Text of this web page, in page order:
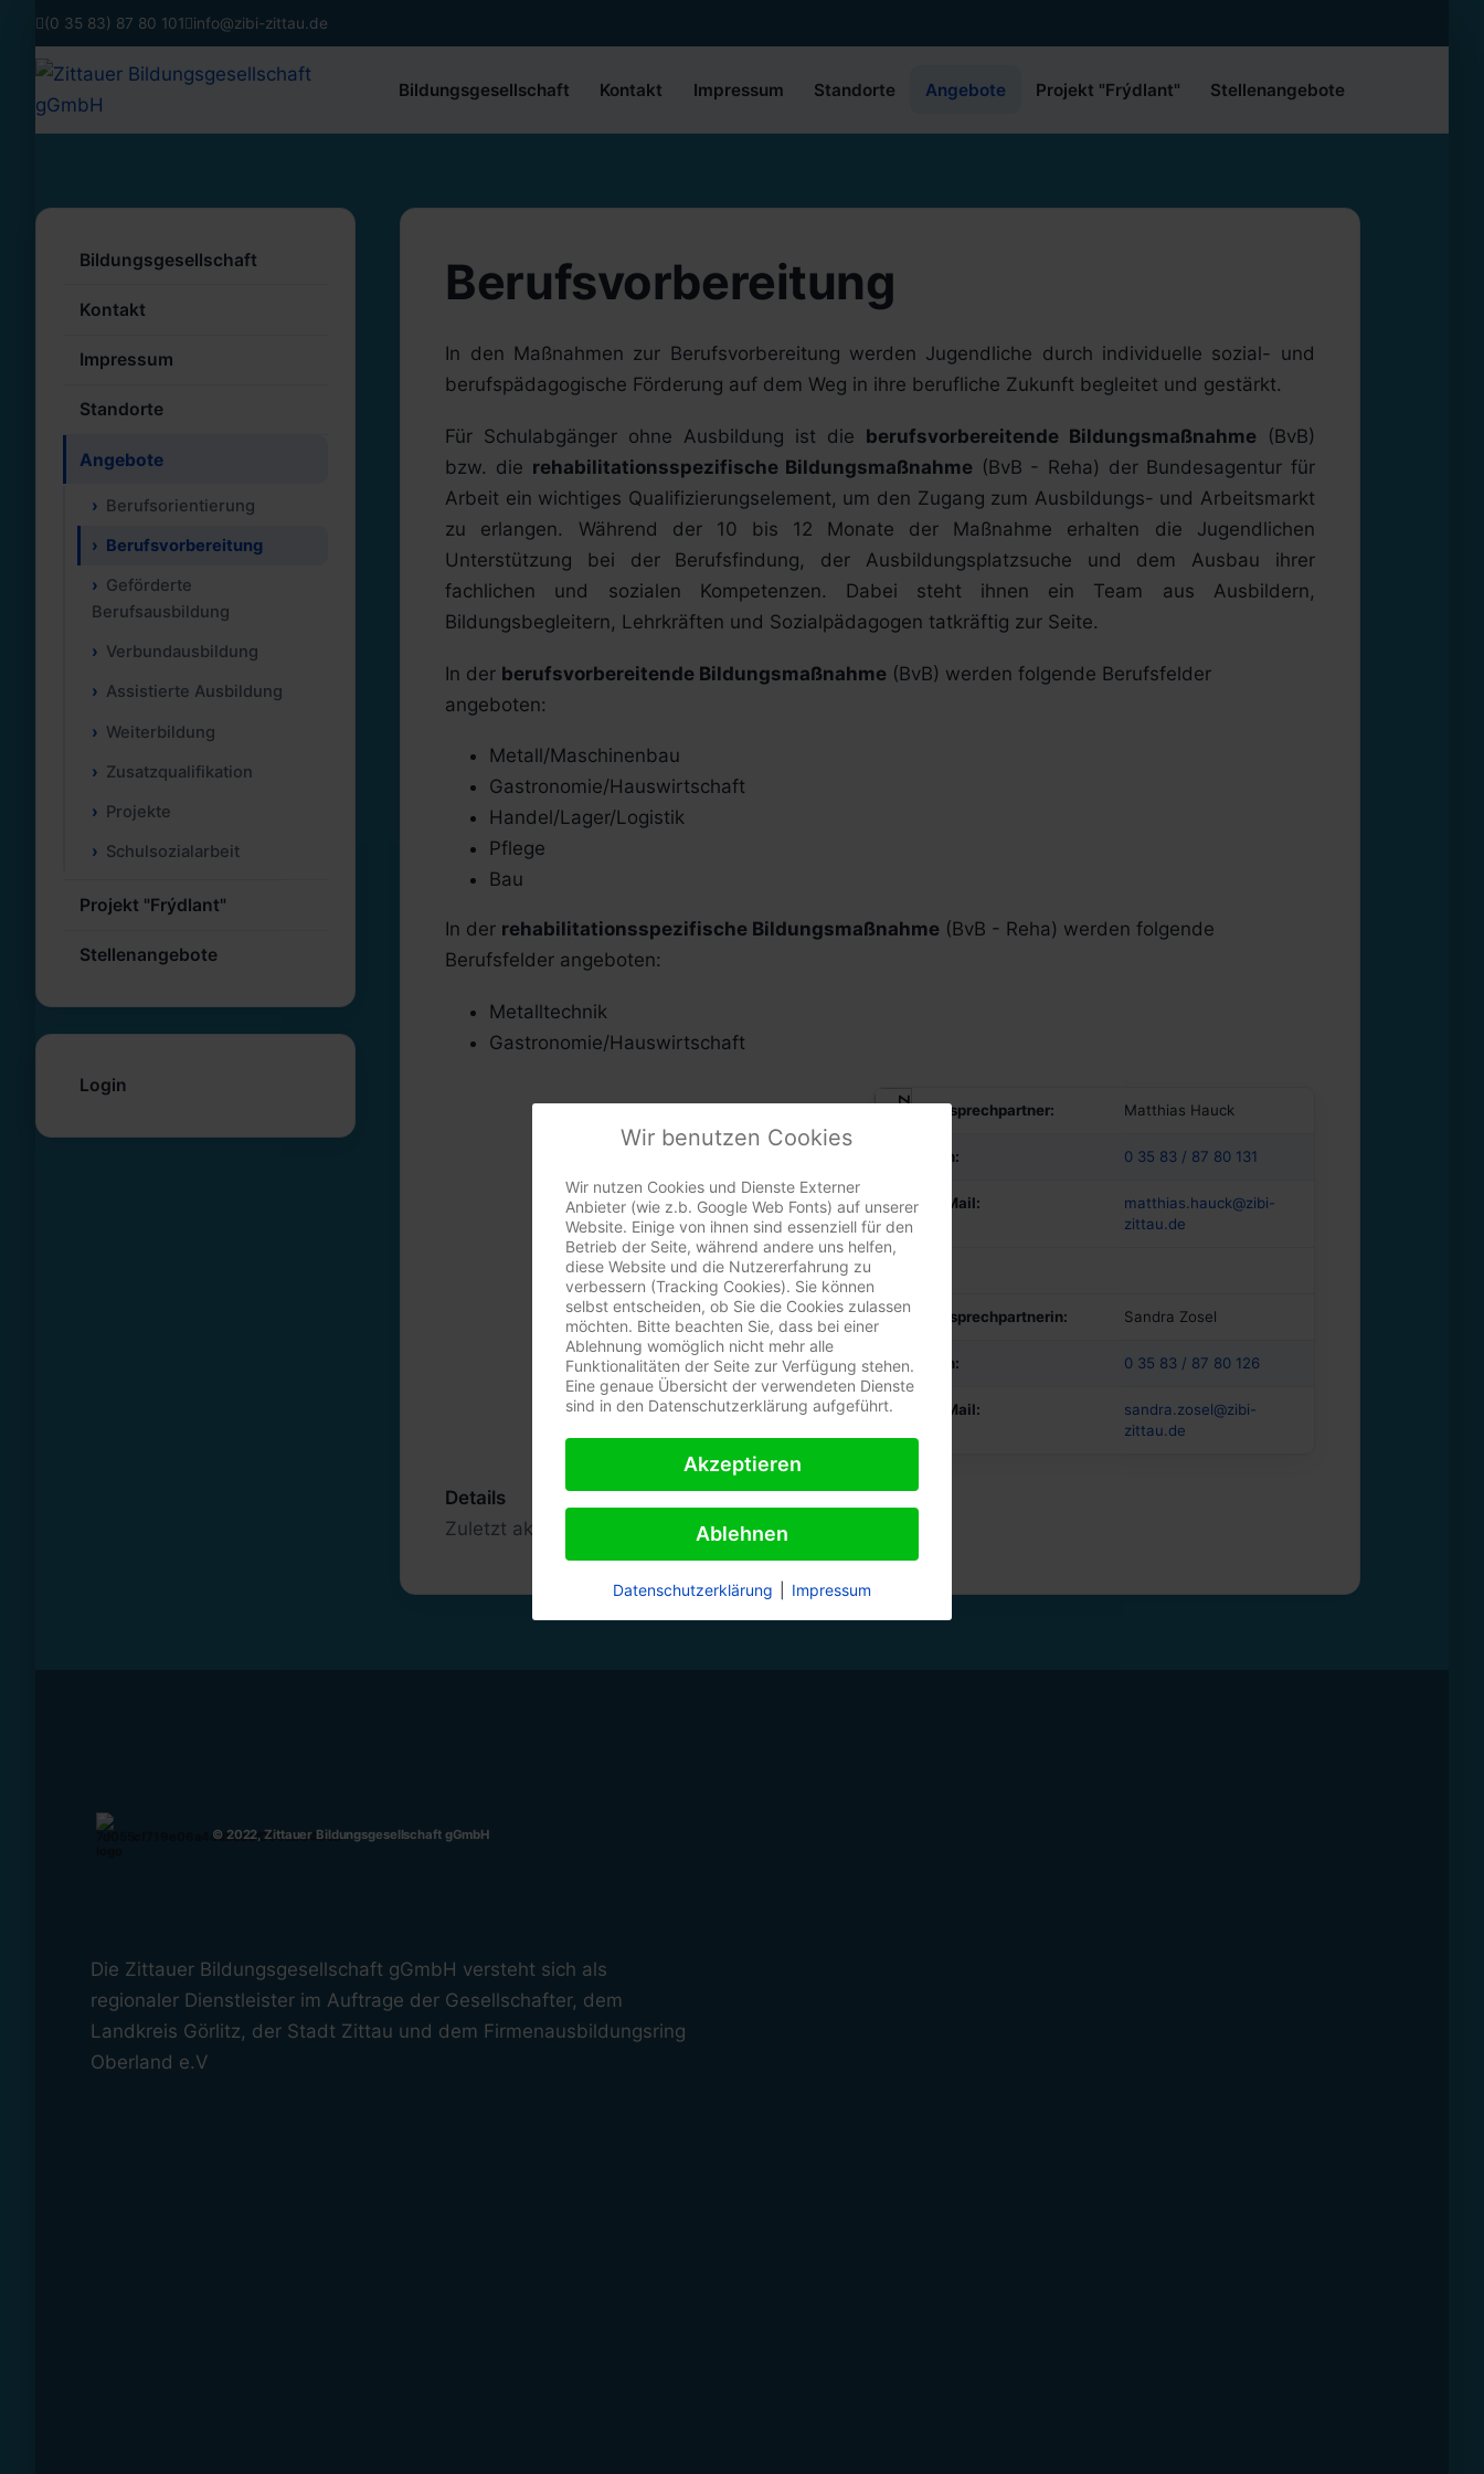
(0 35 83) 87 80 101 info@zibi-zittau.de
Bildungsgesellschaft Kontakt Impressum Standorte Angebote Projekt "Frýdlant" Stellenangebote
Bildungsgesellschaft
Kontakt
Impressum
Standorte
Angebote
Berufsorientierung
Berufsvorbereitung
Geförderte
Berufsausbildung
Verbundausbildung
Assistierte Ausbildung
Weiterbildung
Zusatzqualifikation
Projekte
Schulsozialarbeit
Projekt "Frýdlant"
Stellenangebote
Login
Berufsvorbereitung
In den Maßnahmen zur Berufsvorbereitung werden Jugendliche durch individuelle sozial- und
berufspädagogische Förderung auf dem Weg in ihre berufliche Zukunft begleitet und gestärkt.
Für Schulabgänger ohne Ausbildung ist die berufsvorbereitende Bildungsmaßnahme(BvB)
bzw. die rehabilitationsspezifische Bildungsmaßnahme (BvB - Reha) der Bundesagentur für
Arbeit ein wichtiges Qualifizierungselement, um den Zugang zum Ausbildungs- und Arbeitsmarkt
zu erlangen. Während der 10 bis 12 Monate der Maßnahme erhalten die Jugendlichen
Unterstützung bei der Berufsfindung, der Ausbildungsplatzsuche und dem Ausbau ihrer
fachlichen und sozialen Kompetenzen. Dabei steht ihnen ein Team aus Ausbildern,
Bildungsbegleitern, Lehrkräften und Sozialpädagogen tatkräftig zur Seite.
In der berufsvorbereitende Bildungsmaßnahme (BvB) werden folgende Berufsfelder
angeboten:
Metall/Maschinenbau
Gastronomie/Hauswirtschaft
Handel/Lager/Logistik
Pflege
Bau
In der rehabilitationsspezifische Bildungsmaßnahme (BvB - Reha) werden folgende
Berufsfelder angeboten:
Metalltechnik
Gastronomie/Hauswirtschaft
Zittau Ansprechpartner: Matthias Hauck
Fon: 0 35 83 / 87 80 131
E-Mail:
matthias.hauck@zibi-
zittau.de
Löbau Ansprechpartnerin: Sandra Zosel
Fon: 0 35 83 / 87 80 126
E-Mail:
sandra.zosel@zibi-
zittau.de
Details
Zuletzt aktualisiert: 24. Juli 2026
© 2022, Zittauer Bildungsgesellschaft gGmbH
Die Zittauer Bildungsgesellschaft gGmbH versteht sich als
regionaler Dienstleister im Auftrage der Gesellschafter, dem
Landkreis Görlitz, der Stadt Zittau und dem Firmenausbildungsring
Oberland e.V
Wir benutzen Cookies
Wir nutzen Cookies und Dienste Externer
Anbieter (wie z.b. Google Web Fonts) auf unserer
Website. Einige von ihnen sind essenziell für den
Betrieb der Seite, während andere uns helfen,
diese Website und die Nutzererfahrung zu
verbessern (Tracking Cookies). Sie können
selbst entscheiden, ob Sie die Cookies zulassen
möchten. Bitte beachten Sie, dass bei einer
Ablehnung womöglich nicht mehr alle
Funktionalitäten der Seite zur Verfügung stehen.
Eine genaue Übersicht der verwendeten Dienste
sind in den Datenschutzerklärung aufgeführt.
Akzeptieren
Ablehnen
Datenschutzerklärung Impressum